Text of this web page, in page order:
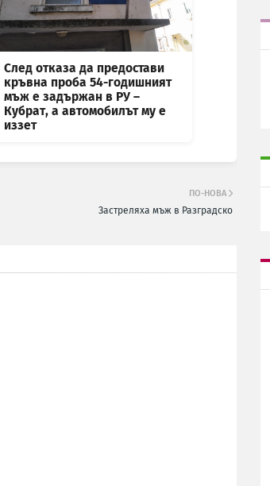
След отказа да предостави
кръвна проба 54-годишният
мъж е задържан в РУ –
Кубрат, а автомобилът му е
иззет
ПО-НОВА
Застреляха мъж в Разградско